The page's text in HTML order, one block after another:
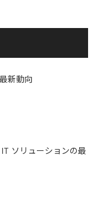
新動向
ソリューションの最